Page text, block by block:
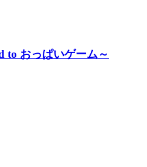
to おっぱいゲーム～